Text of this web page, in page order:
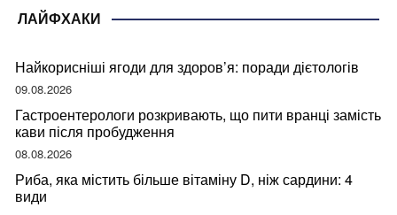
ЛАЙФХАКИ
Найкорисніші ягоди для здоров’я: поради дієтологів
09.08.2026
Гастроентерологи розкривають, що пити вранці замість
кави після пробудження
08.08.2026
Риба, яка містить більше вітаміну D, ніж сардини: 4
види